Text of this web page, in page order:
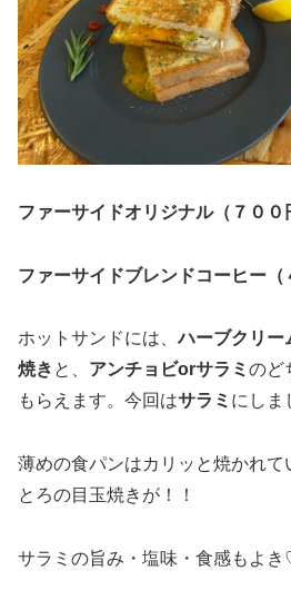
ファーサイドオリジナル（７００
ファーサイドブレンドコーヒー（
ホットサンドには、ハーブクリー
焼き と、 アンチョビorサラミ のど
もらえます。今回はサラミ にしま
薄めの食パンはカリッと焼かれて
とろの目玉焼きが！！
サラミの旨み・塩味・食感もよ